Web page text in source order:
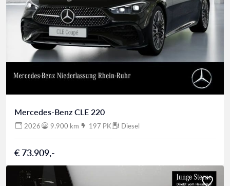
Mercedes-Benz CLE 220
2026 9.900 km 197 PK Diesel
€ 73.909,-